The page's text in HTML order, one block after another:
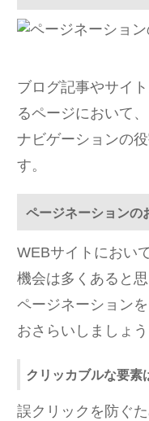
ブログ記事やサイ
るページにおいて、
ナビゲーションの
す。
ページネーションの
WEBサイトにおい
機会は多くあると思
ページネーション
おさらいしましょう
クリッカブルな要素
誤クリックを防ぐた